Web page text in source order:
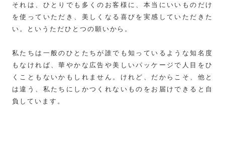
それは、ひとりでも多くのお客様に、本当にいいものだけ
を使っていただき、美しくなる喜びを実感していただきた
い。というただひとつの願いから。
私たちは一般のひとたちが誰でも知っているような知名度
もなければ、華やかな広告や美しいパッケージで人目をひ
くこともないかもしれません。けれど、だからこそ、他と
は違う、私たちにしかつくれないものをお届けできると自
負しています。